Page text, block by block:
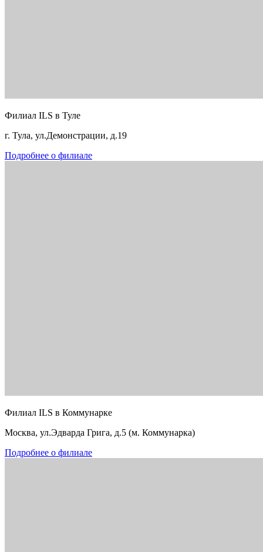
Филиал ILS в Туле
г. Тула, ул.Демонстрации, д.19
Подробнее о филиале
Филиал ILS в Коммунарке
Москва, ул.Эдварда Грига, д.5 (м. Коммунарка)
Подробнее о филиале